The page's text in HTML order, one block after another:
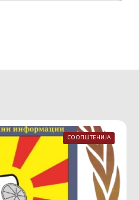
СООПШТЕНИЈА